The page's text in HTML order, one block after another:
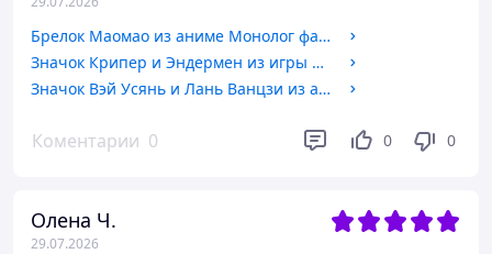
Брелок Маомао из аниме Монолог фармацевта / Kusuriya no Hitorigoto.
Значок Крипер и Эндермен из игры Minecraft / Майнкрафт. №5 44мм
Значок Вэй Уcянь и Лань Ванцзи из аниме Магистр дьявольского культа / Mo Dao Zu Shi. №1 44мм
Коментарии 0 0 0
Олена Ч.
29.07.2026